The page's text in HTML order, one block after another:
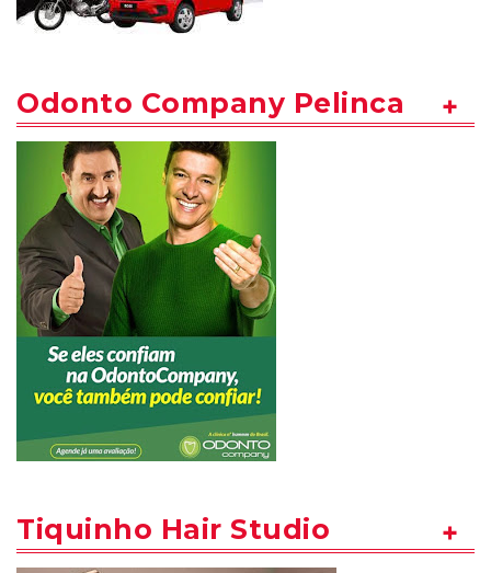
Odonto Company Pelinca
Tiquinho Hair Studio